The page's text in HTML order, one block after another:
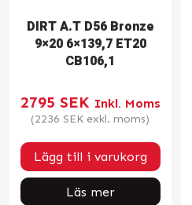
DIRT A.T D56 Bronze
9×20 6×139,7 ET20
CB106,1
2795 SEK Inkl. Moms
(2236 SEK exkl. moms)
Lägg till i varukorg
Läs mer